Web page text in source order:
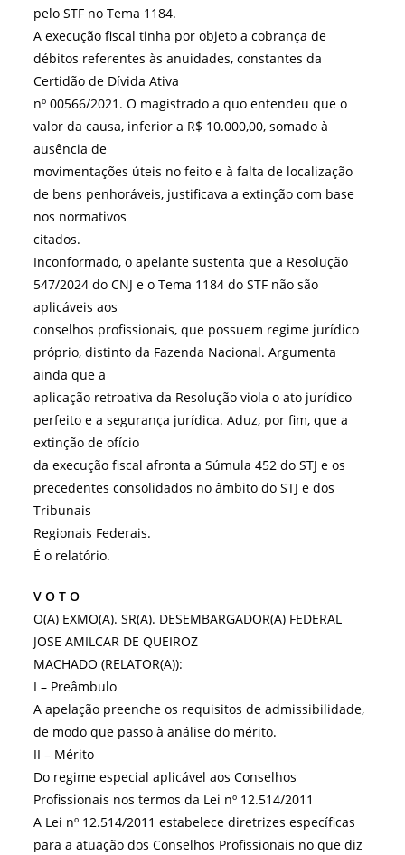
pelo STF no Tema 1184.
A execução fiscal tinha por objeto a cobrança de
débitos referentes às anuidades, constantes da
Certidão de Dívida Ativa
nº 00566/2021. O magistrado a quo entendeu que o
valor da causa, inferior a R$ 10.000,00, somado à
ausência de
movimentações úteis no feito e à falta de localização
de bens penhoráveis, justificava a extinção com base
nos normativos
citados.
Inconformado, o apelante sustenta que a Resolução
547/2024 do CNJ e o Tema 1184 do STF não são
aplicáveis aos
conselhos profissionais, que possuem regime jurídico
próprio, distinto da Fazenda Nacional. Argumenta
ainda que a
aplicação retroativa da Resolução viola o ato jurídico
perfeito e a segurança jurídica. Aduz, por fim, que a
extinção de ofício
da execução fiscal afronta a Súmula 452 do STJ e os
precedentes consolidados no âmbito do STJ e dos
Tribunais
Regionais Federais.
É o relatório.
V O T O
O(A) EXMO(A). SR(A). DESEMBARGADOR(A) FEDERAL
JOSE AMILCAR DE QUEIROZ
MACHADO (RELATOR(A)):
I – Preâmbulo
A apelação preenche os requisitos de admissibilidade,
de modo que passo à análise do mérito.
II – Mérito
Do regime especial aplicável aos Conselhos
Profissionais nos termos da Lei nº 12.514/2011
A Lei nº 12.514/2011 estabelece diretrizes específicas
para a atuação dos Conselhos Profissionais no que diz